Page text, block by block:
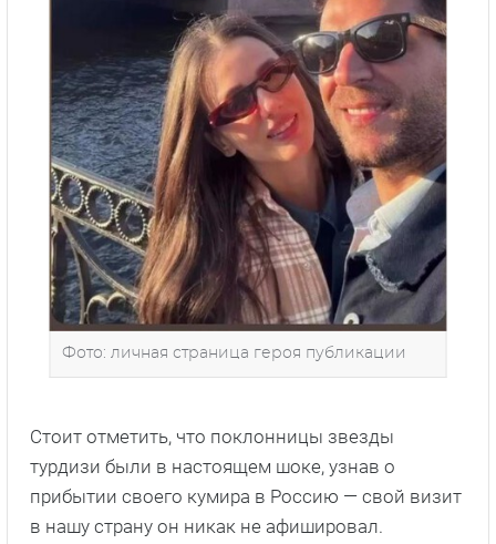
Фото: личная страница героя публикации
Стоит отметить, что поклонницы звезды
турдизи были в настоящем шоке, узнав о
прибытии своего кумира в Россию — свой визит
в нашу страну он никак не афишировал.